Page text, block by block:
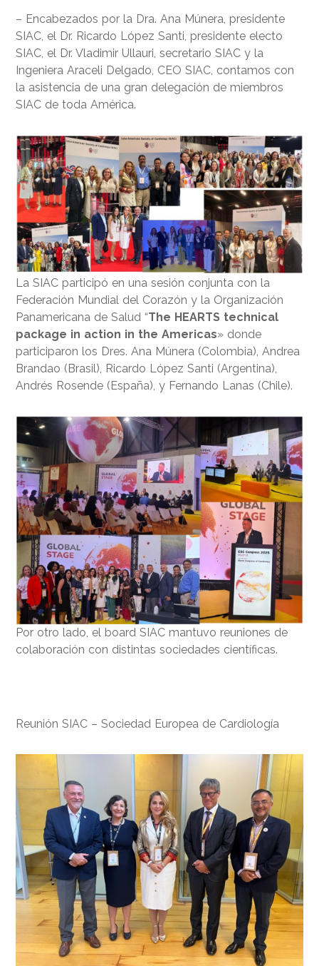
– Encabezados por la Dra. Ana Múnera, presidente
SIAC, el Dr. Ricardo López Santi, presidente electo
SIAC, el Dr. Vladimir Ullauri, secretario SIAC y la
Ingeniera Araceli Delgado, CEO SIAC, contamos con
la asistencia de una gran delegación de miembros
SIAC de toda América.
La SIAC participó en una sesión conjunta con la
Federación Mundial del Corazón y la Organización
Panamericana de Salud “The HEARTS technical
package in action in the Americas» donde
participaron los Dres. Ana Múnera (Colombia), Andrea
Brandao (Brasil), Ricardo López Santi (Argentina),
Andrés Rosende (España), y Fernando Lanas (Chile).
Por otro lado, el board SIAC mantuvo reuniones de
colaboración con distintas sociedades científicas.
Reunión SIAC – Sociedad Europea de Cardiología